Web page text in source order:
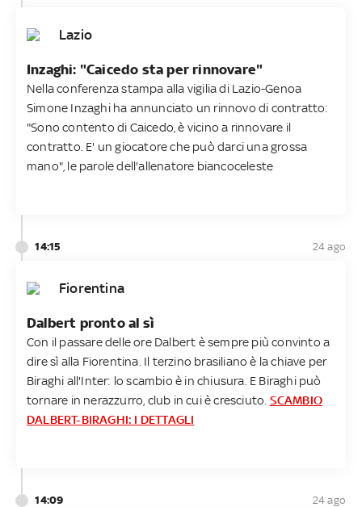
Lazio
Inzaghi: "Caicedo sta per rinnovare"
Nella conferenza stampa alla vigilia di Lazio-Genoa
Simone Inzaghi ha annunciato un rinnovo di contratto:
"Sono contento di Caicedo, è vicino a rinnovare il
contratto. E' un giocatore che può darci una grossa
mano", le parole dell'allenatore biancoceleste
14:15 24 ago
Fiorentina
Dalbert pronto al sì
Con il passare delle ore Dalbert è sempre più convinto a
dire sì alla Fiorentina. Il terzino brasiliano è la chiave per
Biraghi all'Inter: lo scambio è in chiusura. E Biraghi può
tornare in nerazzurro, club in cui è cresciuto. SCAMBIO
DALBERT-BIRAGHI: I DETTAGLI
14:09 24 ago